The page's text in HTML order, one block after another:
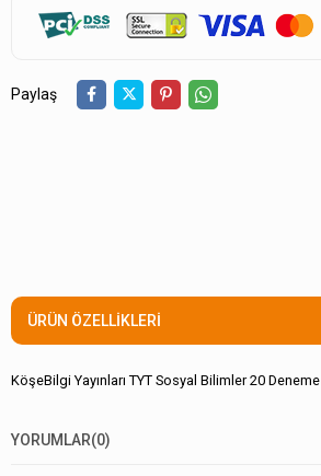
Paylaş
ÜRÜN ÖZELLIKLERI
KöşeBilgi Yayınları TYT Sosyal Bilimler 20 Deneme
YORUMLAR(0)